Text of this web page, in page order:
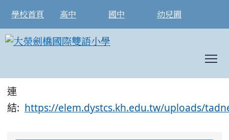
學校首頁 高中 國中 幼兒園
第71期電子報
連
結: https://elem.dystcs.kh.edu.tw/uploads/